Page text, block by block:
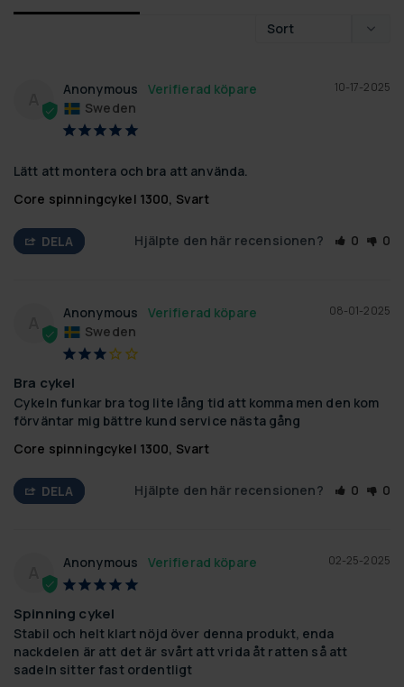
10-17-2025
Anonymous
Sweden
Lätt att montera och bra att använda.
Core spinningcykel 1300, Svart
DELA Hjälpte den här recensionen? 0 0
08-01-2025
Anonymous
Sweden
Bra cykel
Cykeln funkar bra tog lite lång tid att komma men den kom
förväntar mig bättre kund service nästa gång
Core spinningcykel 1300, Svart
DELA Hjälpte den här recensionen? 0 0
02-25-2025
Anonymous
Spinning cykel
Stabil och helt klart nöjd över denna produkt, enda
nackdelen är att det är svårt att vrida åt ratten så att
sadeln sitter fast ordentligt